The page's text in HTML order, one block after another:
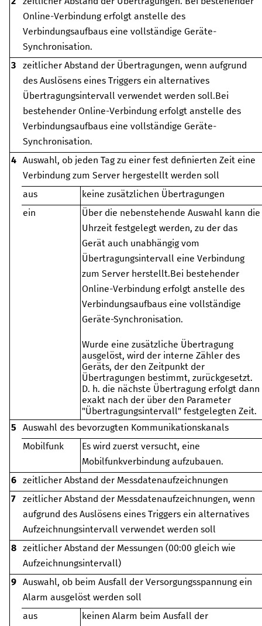
Online-Verbindung erfolgt anstelle des
Verbindungsaufbaus eine vollständige Geräte-
Synchronisation.
3
zeitlicher Abstand der Übertragungen, wenn aufgrund
des Auslösens eines Triggers ein alternatives
Übertragungsintervall verwendet werden soll.Bei
bestehender Online-Verbindung erfolgt anstelle des
Verbindungsaufbaus eine vollständige Geräte-
Synchronisation.
4 Auswahl, ob jeden Tag zu einer fest definierten Zeit eine
Verbindung zum Server hergestellt werden soll
aus
keine zusätzlichen Übertragungen
ein
Über die nebenstehende Auswahl kann die
Uhrzeit festgelegt werden, zu der das
Gerät auch unabhängig vom
Übertragungsintervall eine Verbindung
zum Server herstellt.Bei bestehender
Online-Verbindung erfolgt anstelle des
Verbindungsaufbaus eine vollständige
Geräte-Synchronisation.
Wurde eine zusätzliche Übertragung
ausgelöst, wird der interne Zähler des
Geräts, der den Zeitpunkt der
Übertragungen bestimmt, zurückgesetzt.
D. h. die nächste Übertragung erfolgt dann
exakt nach der über den Parameter
"Übertragungsintervall" festgelegten Zeit.
5
Auswahl des bevorzugten Kommunikationskanals
Mobilfunk
Es wird zuerst versucht, eine
Mobilfunkverbindung aufzubauen.
6 zeitlicher Abstand der Messdatenaufzeichnungen
7
zeitlicher Abstand der Messdatenaufzeichnungen, wenn
aufgrund des Auslösens eines Triggers ein alternatives
Aufzeichnungsintervall verwendet werden soll
8 zeitlicher Abstand der Messungen (00:00 gleich wie
Aufzeichnungsintervall)
9 Auswahl, ob beim Ausfall der Versorgungsspannung ein
Alarm ausgelöst werden soll
aus
keinen Alarm beim Ausfall der